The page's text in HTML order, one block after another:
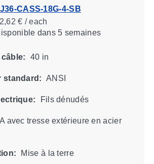
CASS-18G-4-SB
€ / each
dans 5 semaines
40 in
standard: ANSI
Fils dénudés
avec tresse extérieure en acier
Mise à la terre